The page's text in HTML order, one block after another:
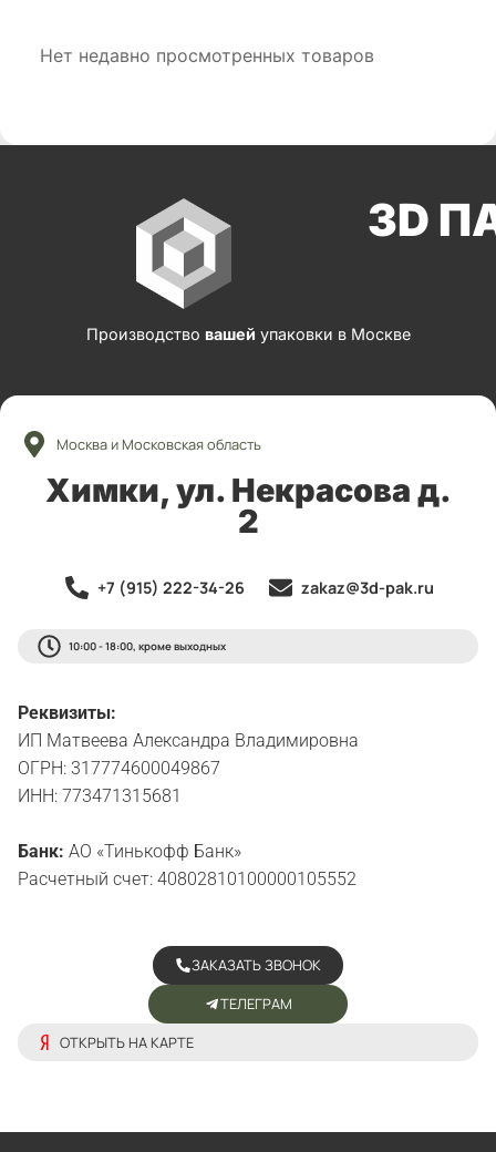
Нет недавно просмотренных товаров
3D
Производство вашей упаковки в Москве
Москва и Московская область
Химки, ул. Некрасова д.
2
+7 (915) 222-34-26 zakaz@3d-pak.ru
10:00 - 18:00, кроме выходных
Реквизиты:
ИП Матвеева Александра Владимировна
ОГРН: 317774600049867
ИНН: 773471315681
Банк: АО «Тинькофф Банк»
Расчетный счет: 40802810100000105552
ОТКРЫТЬ НА КАРТЕ
ТЕЛЕГРАМ
ЗАКАЗАТЬ ЗВОНОК